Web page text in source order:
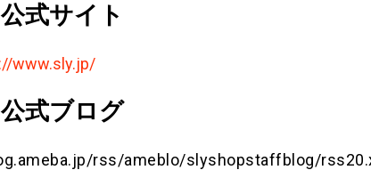
式サイト
www.sly.jp/
式ブログ
rss/ameblo/slyshopstaffblog/